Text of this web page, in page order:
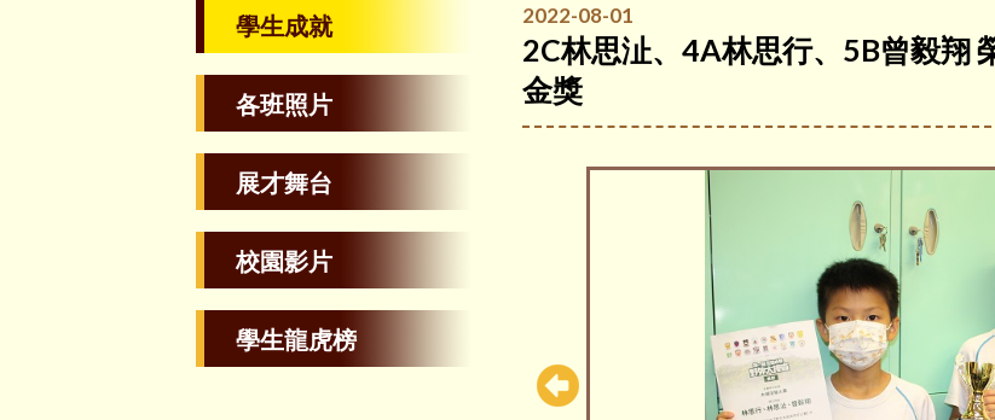
學生成就
各班照片
展才舞台
校園影片
學生龍虎榜
2022-08-01
2C林思沚、4A林思行、5B曾毅翔
金獎